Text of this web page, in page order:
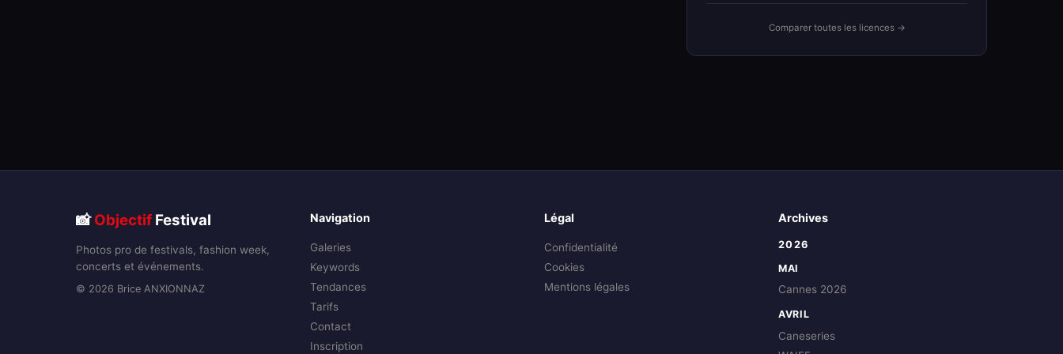
Comparer toutes les licences →
📸Objectif Festival
Photos pro de festivals, fashion week,
concerts et événements.
© 2026 Brice ANXIONNAZ
Navigation
Galeries
Keywords
Tendances
Tarifs
Contact
Inscription
Légal
Confidentialité
Cookies
Mentions légales
Archives
2026
MAI
Cannes 2026
AVRIL
Caneseries